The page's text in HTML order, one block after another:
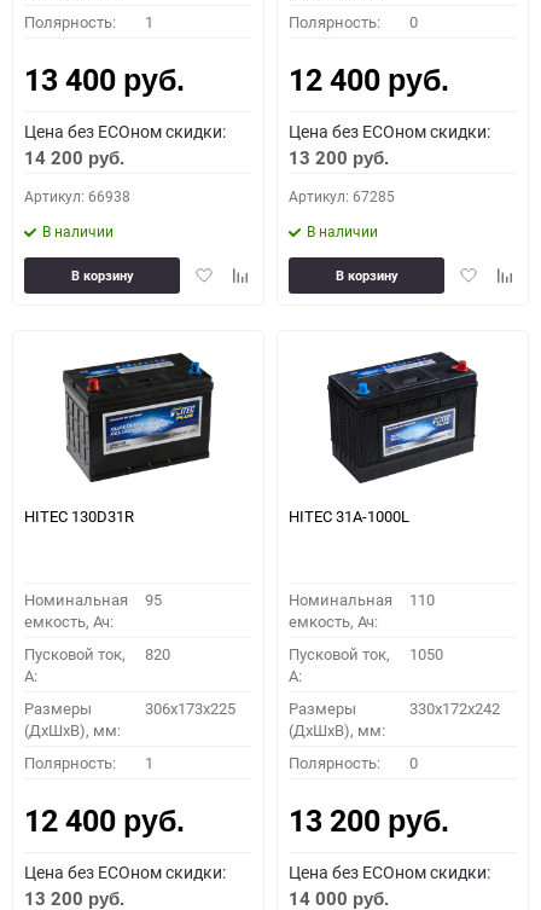
Полярность: 1
13 400 руб.
Цена без ECOном скидки:
14 200 руб.
Артикул: 66938
В наличии
ДобавитьДобавить
В корзину
Полярность: 0
12 400 руб.
Цена без ECOном скидки:
13 200 руб.
Артикул: 67285
В наличии
Добавить
В корзину
HITEC 130D31R
Номинальная
емкость, Ач:
95
Пусковой ток,
A:
820
Размеры
(ДхШхВ), мм:
306x173x225
Полярность: 1
12 400 руб.
Цена без ECOном скидки:
13 200 руб.
HITEC 31A-1000L
Номинальная
емкость, Ач:
110
Пусковой ток,
A:
1050
Размеры
(ДхШхВ), мм:
330x172x242
Полярность: 0
13 200 руб.
Цена без ECOном скидки:
14 000 руб.